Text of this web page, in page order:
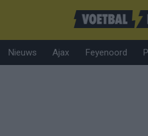
Nieuws Ajax Feyenoord